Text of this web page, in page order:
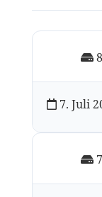
7. Juli